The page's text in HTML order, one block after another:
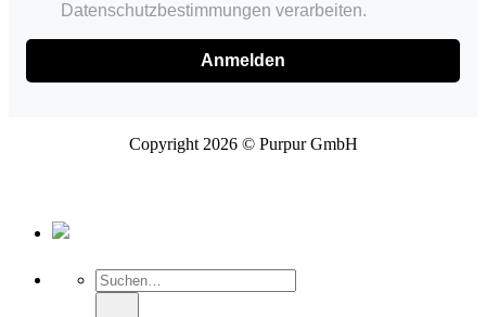
Datenschutzbestimmungen verarbeiten.
Anmelden
Copyright 2026 © Purpur GmbH
Suche
nach: